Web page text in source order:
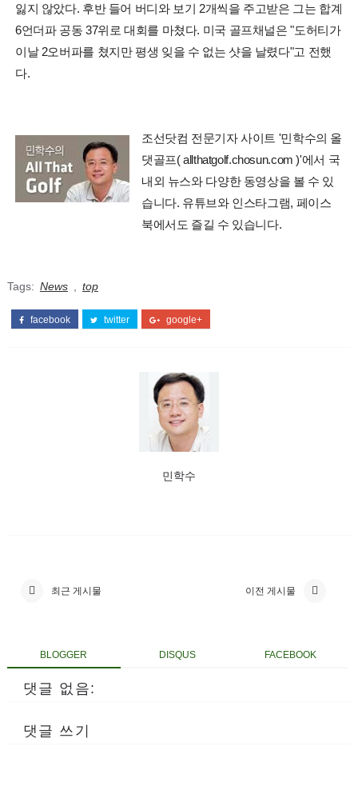
잃지 않았다. 후반 들어 버디와 보기 2개씩을 주고받은 그는 합계
6언더파 공동 37위로 대회를 마쳤다. 미국 골프채널은 "도허티가
이날 2오버파를 쳤지만 평생 잊을 수 없는 샷을 날렸다"고 전했
다.
조선닷컴 전문기자 사이트 '민학수의 올
댓골프( allthatgolf.chosun.com )'에서 국
내외 뉴스와 다양한 동영상을 볼 수 있
습니다. 유튜브와 인스타그램, 페이스
북에서도 즐길 수 있습니다.
Tags: News top
facebook twitter google+
민학수
최근 게시물 이전 게시물
BLOGGER DISQUS FACEBOOK
댓글 없음:
댓글 쓰기